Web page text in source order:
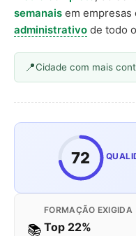
semanais em empresas
administrativo de todo
Cidade com mais
72
📚
FORMAÇÃO EXIGIDA
Top 22%